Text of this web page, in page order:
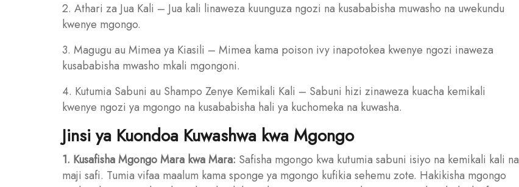
2. Athari za Jua Kali – Jua kali linaweza kuunguza ngozi na kusababisha muwasho na uwekundu
kwenye mgongo.
3. Magugu au Mimea ya Kiasili – Mimea kama poison ivy inapotokea kwenye ngozi inaweza
kusababisha mwasho mkali mgongoni.
4. Kutumia Sabuni au Shampo Zenye Kemikali Kali – Sabuni hizi zinaweza kuacha kemikali
kwenye ngozi ya mgongo na kusababisha hali ya kuchomeka na kuwasha.
Jinsi ya Kuondoa Kuwashwa kwa Mgongo
1. Kusafisha Mgongo Mara kwa Mara: Safisha mgongo kwa kutumia sabuni isiyo na kemikali kali na
maji safi. Tumia vifaa maalum kama sponge ya mgongo kufikia sehemu zote. Hakikisha mgongo